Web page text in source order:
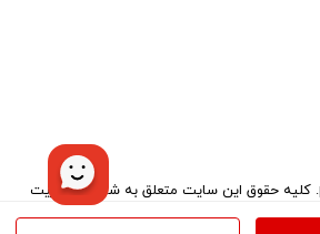
© 2026 parscenter.com. کلیه حقوق این سایت متعلق به شرکت مدیریت
هوشمند تاو می‌باشد.